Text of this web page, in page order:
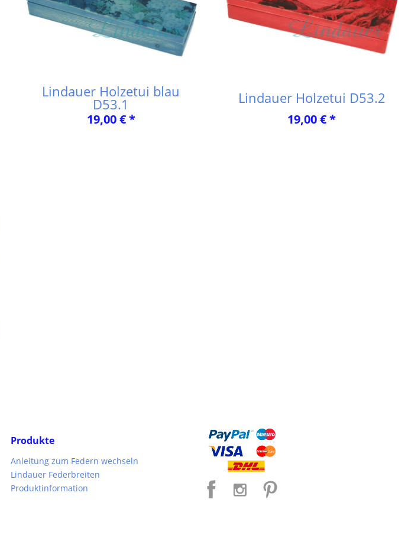
Lindauer Holzetui blau
D53.1
19,00 € *
Lindauer Holzetui D53.2
19,00 € *
Produkte
Anleitung zum Federn wechseln
Lindauer Federbreiten
Produktinformation